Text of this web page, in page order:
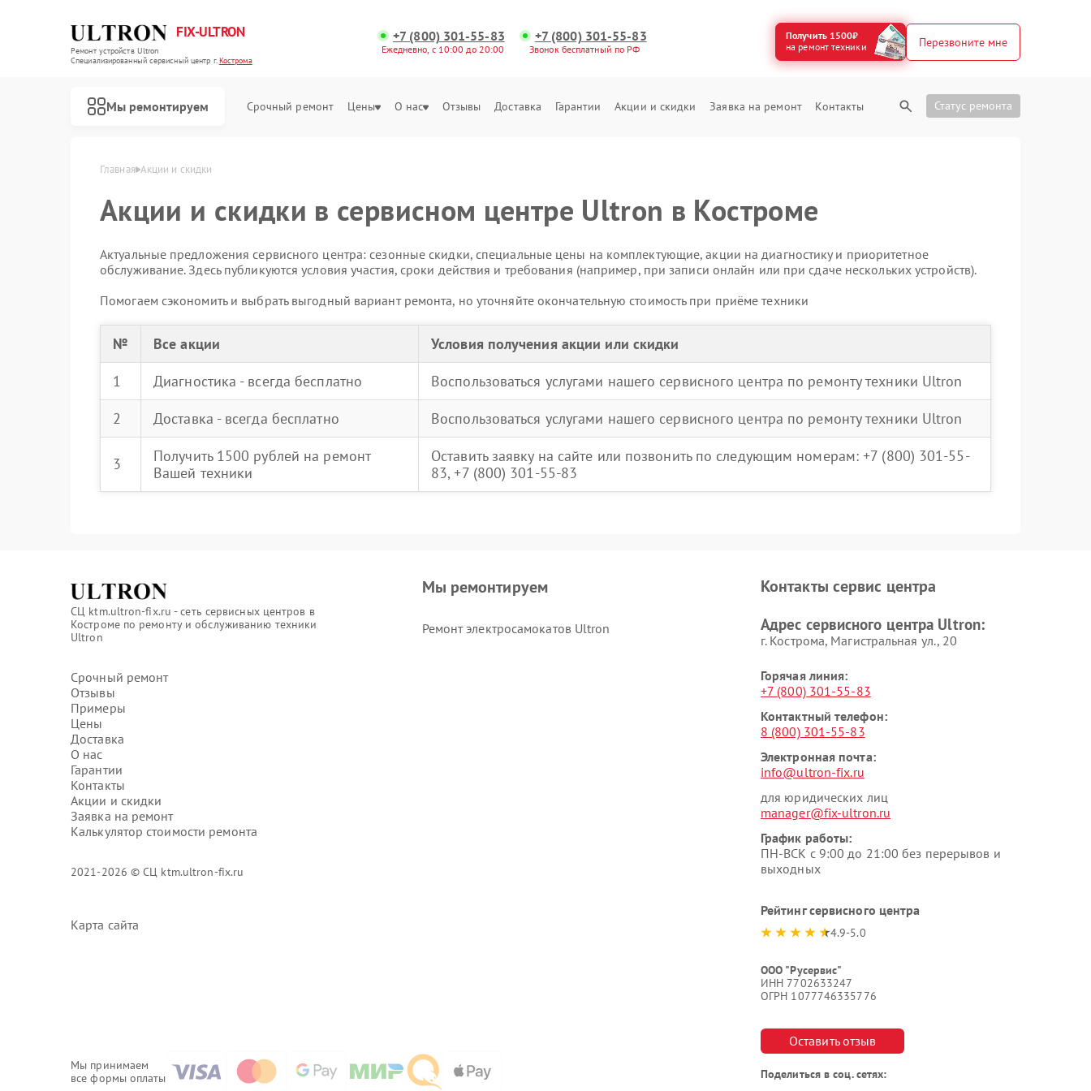
FIX-ULTRON
Ремонт устройств Ultron
Специализированный cервисный центр г.Кострома
+7 (800) 301-55-83
Ежедневно, с 10:00 до 20:00
+7 (800) 301-55-83
Звонок бесплатный по РФ
Получить 1500₽
на ремонт техники
Перезвоните мне
Мы ремонтируем Срочный ремонт Цены О нас Отзывы Доставка Гарантии Акции и скидки Заявка на ремонт Контакты Статус ремонта
Главная Акции и скидки
Акции и скидки в сервисном центре Ultron в Костроме
Актуальные предложения сервисного центра: сезонные скидки, специальные цены на комплектующие, акции на диагностику и приоритетное
обслуживание. Здесь публикуются условия участия, сроки действия и требования (например, при записи онлайн или при сдаче нескольких устройств).
Помогаем сэкономить и выбрать выгодный вариант ремонта, но уточняйте окончательную стоимость при приёме техники
№ Все акции
Условия получения акции или скидки
1
Диагностика - всегда бесплатно
Воспользоваться услугами нашего сервисного центра по ремонту техники Ultron
2
Доставка - всегда бесплатно Воспользоваться услугами нашего сервисного центра по ремонту техники Ultron
3
Получить 1500 рублей на ремонт
Вашей техники
Оставить заявку на сайте или позвонить по следующим номерам: +7 (800) 301-55-
83, +7 (800) 301-55-83
СЦ ktm.ultron-fix.ru - сеть сервисных центров в
Костроме по ремонту и обслуживанию техники
Ultron
Срочный ремонт
Отзывы
Примеры
Цены
Доставка
О нас
Гарантии
Контакты
Акции и скидки
Заявка на ремонт
Калькулятор стоимости ремонта
2021-2026 © СЦ ktm.ultron-fix.ru
Карта сайта
Мы принимаем
все формы оплаты
Мы ремонтируем
Ремонт электросамокатов Ultron
Контакты сервис центра
Адрес сервисного центра Ultron:
г. Кострома, Магистральная ул., 20
Горячая линия:
+7 (800) 301-55-83
Контактный телефон:
8 (800) 301-55-83
Электронная почта:
info@ultron-fix.ru
для юридических лиц
manager@fix-ultron.ru
График работы:
ПН-ВСК с 9:00 до 21:00 без перерывов и
выходных
Рейтинг сервисного центра
4.9-5.0
ООО "Русервис"
ИНН 7702633247
ОГРН 1077746335776
Оставить отзыв
Поделиться в соц. сетях: